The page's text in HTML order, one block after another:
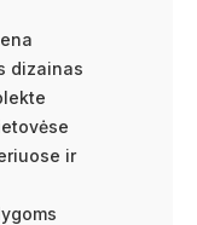
dizainas
ir